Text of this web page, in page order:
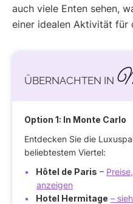
auch viele Enten sehen,
einer idealen Aktivität für
ÜBERNACHTEN IN
Option 1: In Monte Carlo
Entdecken Sie die
beliebtestem Viertel:
Hôtel de Paris –
anzeigen
Hotel Hermitage –